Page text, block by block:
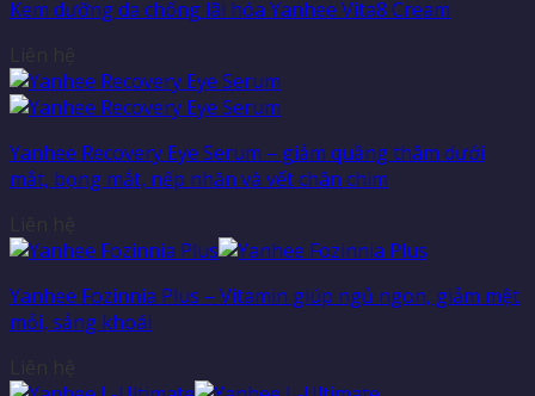
Kem dưỡng da chống lãi hóa Yanhee Vita8 Cream
Yanhee Recovery Eye Serum – giảm quầng thâm dưới
mắt, bọng mắt, nếp nhăn và vết chân chim
Yanhee Fozinnia Plus – Vitamin giúp ngủ ngon, giảm mệt
mỏi, sảng khoái